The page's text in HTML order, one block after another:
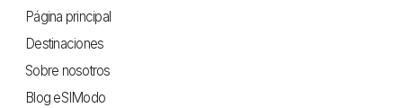
Página principal
Destinaciones
Sobre nosotros
Blog eSIModo